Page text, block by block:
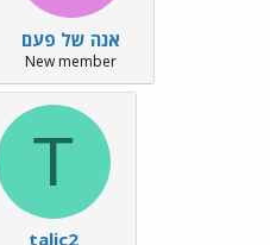
א
ר
י
ך
אנה של פעם
New member
T
talic2